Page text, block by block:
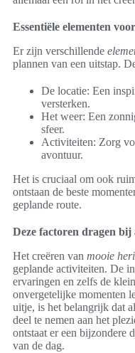
Essentiële elementen
Er zijn verschillende
plannen van een uitstap.
De locatie: Een
versterken.
Het weer: Een
sfeer.
Activiteiten: Zorg
avontuur.
Het is cruciaal om ook
ontstaan de beste
geplande route.
Deze factoren dragen
Het creëren van mooie
geplande activiteiten. De
ervaringen en zelfs de
onvergetelijke momenten
uitje, is het belangrijk dat
deel te nemen aan het
ontstaat er een bijzondere
van de dag.